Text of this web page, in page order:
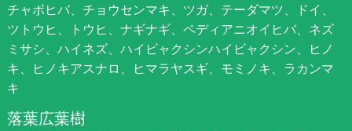
チャボヒバ、チョウセンマキ、ツガ、テーダマツ、ドイ、
ツトウヒ、トウヒ、ナギナギ、ペディアニオイヒバ、ネズ
ミサシ、ハイネズ、ハイビャクシンハイビャクシン、ヒノ
キ、ヒノキアスナロ、ヒマラヤスギ、モミノキ、ラカンマ
キ
落葉広葉樹